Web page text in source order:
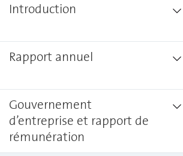
Introduction
Rapport annuel
Gouvernement
d’entreprise et rapport de
rémunération